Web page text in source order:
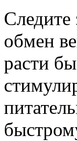
обмен
расти